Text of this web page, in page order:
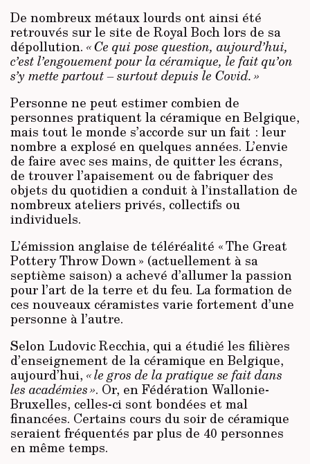
De nombreux métaux lourds ont ainsi été
retrouvés sur le site de Royal Boch lors de sa
dépollution. « Ce qui pose question, aujourd’hui,
c’est l’engouement pour la céramique, le fait qu’on
s’y mette partout – surtout depuis le Covid. »
Personne ne peut estimer combien de
personnes pratiquent la céramique en Belgique,
mais tout le monde s’accorde sur un fait : leur
nombre a explosé en quelques années. L’envie
de faire avec ses mains, de quitter les écrans,
de trouver l’apaisement ou de fabriquer des
objets du quotidien a conduit à l’installation de
nombreux ateliers privés, collectifs ou
individuels.
L’émission anglaise de téléréalité « The Great
Pottery Throw Down » (actuellement à sa
septième saison) a achevé d’allumer la passion
pour l’art de la terre et du feu. La formation de
ces nouveaux céramistes varie fortement d’une
personne à l’autre.
Selon Ludovic Recchia, qui a étudié les filières
d’enseignement de la céramique en Belgique,
aujourd’hui, « le gros de la pratique se fait dans
les académies ». Or, en Fédération Wallonie-
Bruxelles, celles-ci sont bondées et mal
financées. Certains cours du soir de céramique
seraient fréquentés par plus de 40 personnes
en même temps.